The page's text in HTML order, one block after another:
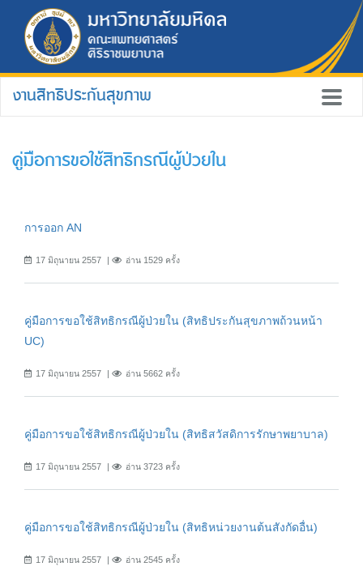
งานสิทธิประกันสุขภาพ
คู่มือการขอใช้สิทธิกรณีผู้ป่วยใน
การออก AN
17 มิถุนายน 2557 อ่าน 1529 ครั้ง
คู่มือการขอใช้สิทธิกรณีผู้ป่วยใน (สิทธิประกันสุขภาพถ้วนหน้า
UC)
17 มิถุนายน 2557 อ่าน 5662 ครั้ง
คู่มือการขอใช้สิทธิกรณีผู้ป่วยใน (สิทธิสวัสดิการรักษาพยาบาล)
17 มิถุนายน 2557 อ่าน 3723 ครั้ง
คู่มือการขอใช้สิทธิกรณีผู้ป่วยใน (สิทธิหน่วยงานต้นสังกัดอื่น)
17 มิถุนายน 2557 อ่าน 2545 ครั้ง